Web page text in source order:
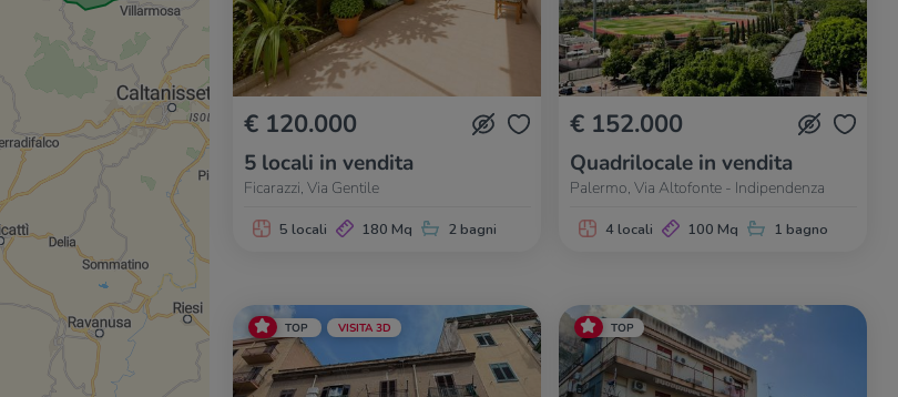
€ 120.000
5 locali in vendita
Ficarazzi, Via Gentile
5 locali 180 Mq 2 bagni
€ 152.000
Quadrilocale in vendita
Palermo, Via Altofonte - Indipendenza
4 locali 100 Mq 1 bagno
TOP VISITA 3D TOP